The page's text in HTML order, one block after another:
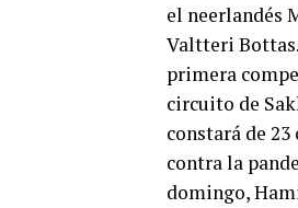
el neerlandés
Valtteri
primera
circuito de
constará de
contra la
domingo,